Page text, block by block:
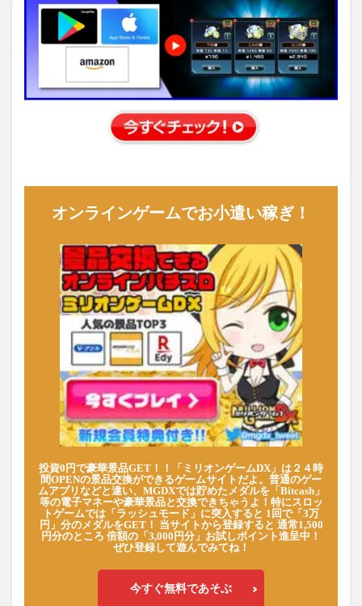
オンラインゲームでお小遣い稼ぎ！
投資0円で豪華景品GET！！「ミリオンゲームDX」は２４時
間OPENの景品交換ができるゲームサイトだよ。普通のゲー
ムアプリなどと違い、MGDXでは貯めたメダルを「Bitcash」
等の電子マネーや豪華景品と交換できちゃうよ！特にスロッ
トゲームでは「ラッシュモード」に突入すると 1回で「3万
円」分のメダルをGET！ 当サイトから登録すると 通常1,500
円分のところ 倍額の「3,000円分」お試しポイント進呈中！
ぜひ登録して遊んでみてね！
今すぐ無料であそぶ